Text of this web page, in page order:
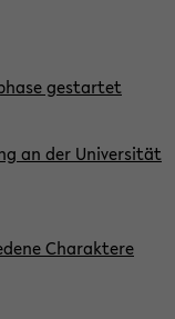
gestartet
an der Universität
Charaktere